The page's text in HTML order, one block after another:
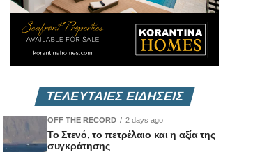
ΤΕΛΕΥΤΑΙΕΣ ΕΙΔΗΣΕΙΣ
OFF THE RECORD 2 days ago
Το Στενό, το πετρέλαιο και η αξία της
συγκράτησης